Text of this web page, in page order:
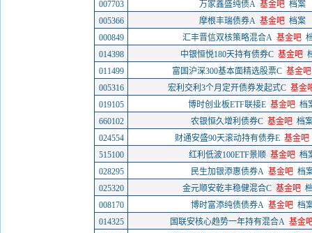
007703
万家鑫盛纯债A 基金吧 档案
005366
摩根丰瑞债券A 基金吧 档案
000849
汇丰晋信双核策略混合A 基金吧
014398
中银恒悦180天持有债券C 基金吧
011499
富国沪深300基本面精选股票C 基金吧
005316
宏利交利3个月定开债券发起式C 基金
019105
博时创业板ETF联接E 基金吧 档
660102
农银恒久增利债券C 基金吧 档
024554
财通安盛90天滚动持有债券E 基金吧
515100
红利低波100ETF景顺 基金吧 档
028295
民生加银添惠债券A 基金吧 档
025320
金元顺安乾丰稳健混合C 基金吧
008170
博时富添纯债债券A 基金吧 档
014325
国联安核心趋势一年持有混合A 基金